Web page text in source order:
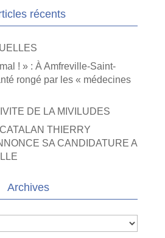
récents
! » : À Amfreville-Saint-
rongé par les « médecines
DE LA MIVILUDES
THIERRY
SA CANDIDATURE A
Archives